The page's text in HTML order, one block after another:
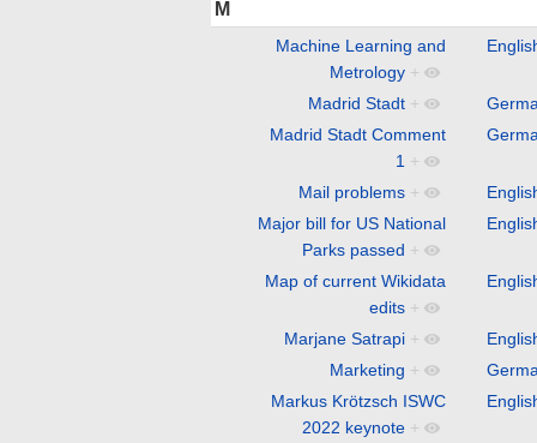
M
Machine Learning and
Metrology +
Madrid Stadt +
Madrid Stadt Comment
1 +
Mail problems +
Major bill for US National
Parks passed +
Map of current Wikidata
edits +
Marjane Satrapi +
Marketing +
Markus Krötzsch ISWC
2022 keynote +